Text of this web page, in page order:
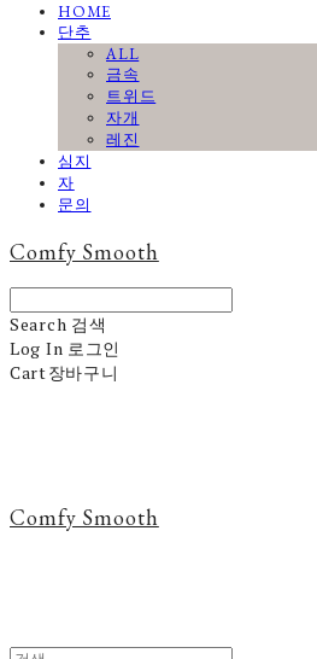
HOME
단추
ALL
금속
트위드
자개
레진
심지
자
문의
Comfy Smooth
Search 검색
Log In 로그인
Cart장바구니
Comfy Smooth